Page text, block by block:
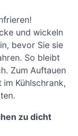
und wickeln
bevor Sie sie
So bleibt
Zum Auftauen
im Kühlschrank,
zu dicht